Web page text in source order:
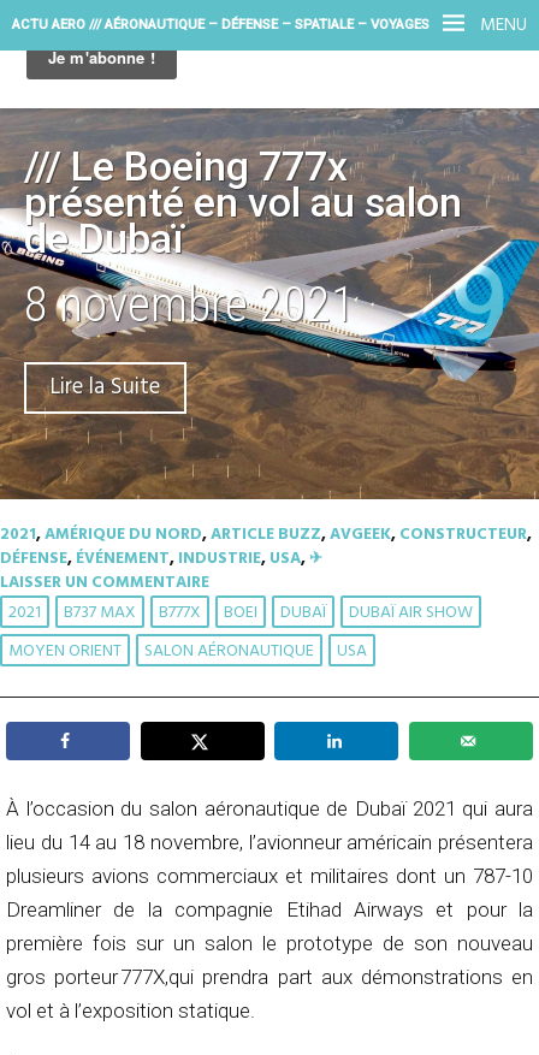
MENU
ACTU AERO /// AÉRONAUTIQUE – DÉFENSE – SPATIALE – VOYAGES
/// Le Boeing 777x
présenté en vol au salon
de Dubaï
8 novembre 2021
Lire la Suite
2021,AMÉRIQUE DU NORD,ARTICLE BUZZ,AVGEEK,CONSTRUCTEUR,
DÉFENSE,ÉVÉNEMENT,INDUSTRIE,USA,✈︎
LAISSER UN COMMENTAIRE
2021 B737 MAX B777X BOEI DUBAÏ
DUBAÏ AIR SHOW
MOYEN ORIENT
SALON AÉRONAUTIQUE USA
À l’occasion du salon aéronautique de Dubaï 2021 qui aura
lieu du 14 au 18 novembre, l’avionneur américain présentera
plusieurs avions commerciaux et militaires dont un 787-10
Dreamliner de la compagnie Etihad Airways et pour la
première fois sur un salon le prototype de son nouveau
gros porteur 777X,qui prendra part aux démonstrations en
vol et à l’exposition statique.